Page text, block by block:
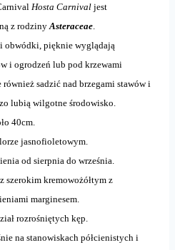
Hosta Carnival jest
z rodziny Asteraceae
obwódki, pięknie wyglądają
i ogrodzeń lub pod krzewami
sadzić nad brzegami stawów i
lubią wilgotne środowisko.
40cm.
jasnofioletowym.
od sierpnia do września.
szerokim kremowożółtym z
marginesem.
rozrośniętych kęp.
na stanowiskach półcienistych i